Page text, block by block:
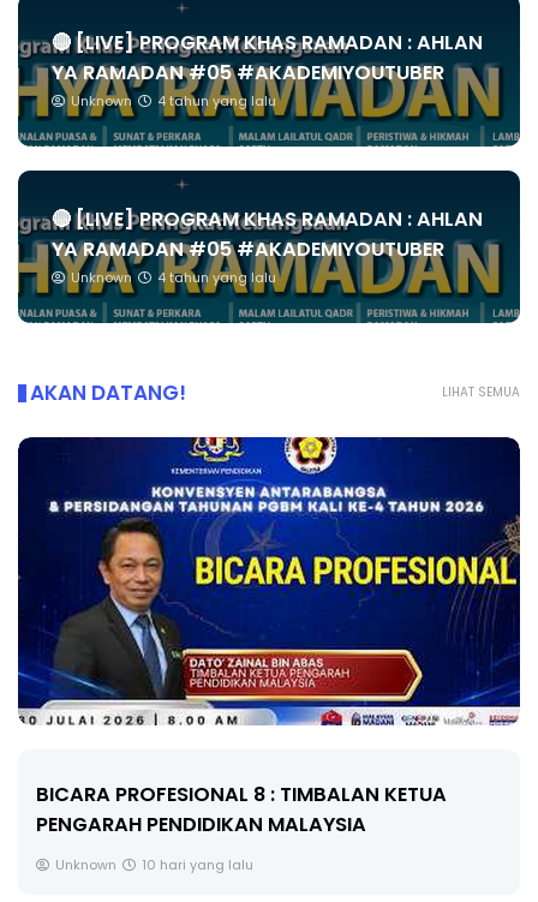
🔴 [LIVE] PROGRAM KHAS RAMADAN : AHLAN
YA RAMADAN #05 #AKADEMIYOUTUBER
Unknown 4 tahun yang lalu
🔴 [LIVE] PROGRAM KHAS RAMADAN : AHLAN
YA RAMADAN #05 #AKADEMIYOUTUBER
Unknown 4 tahun yang lalu
LIHAT SEMUA
AKAN DATANG!
BICARA PROFESIONAL 8 : TIMBALAN KETUA
PENGARAH PENDIDIKAN MALAYSIA
Unknown 10 hari yang lalu